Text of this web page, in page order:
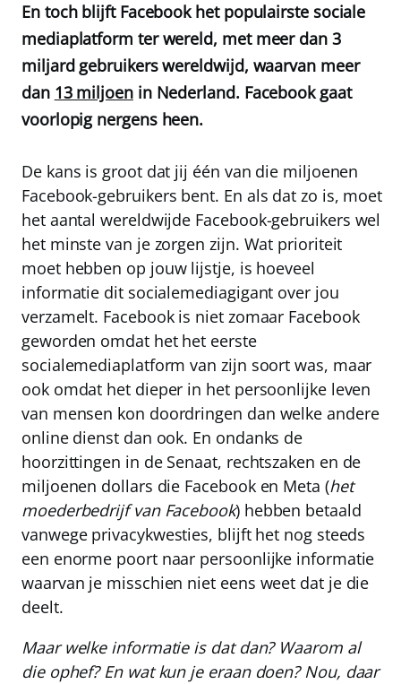
En toch blijft Facebook het populairste sociale
mediaplatform ter wereld, met meer dan 3
miljard gebruikers wereldwijd, waarvan meer
dan 13 miljoenin Nederland. Facebook gaat
voorlopig nergens heen.
De kans is groot dat jij één van die miljoenen
Facebook-gebruikers bent. En als dat zo is, moet
het aantal wereldwijde Facebook-gebruikers wel
het minste van je zorgen zijn. Wat prioriteit
moet hebben op jouw lijstje, is hoeveel
informatie dit socialemediagigant over jou
verzamelt. Facebook is niet zomaar Facebook
geworden omdat het het eerste
socialemediaplatform van zijn soort was, maar
ook omdat het dieper in het persoonlijke leven
van mensen kon doordringen dan welke andere
online dienst dan ook. En ondanks de
hoorzittingen in de Senaat, rechtszaken en de
miljoenen dollars die Facebooken Meta (het
moederbedrijf van Facebook) hebben betaald
vanwege privacykwesties, blijft het nog steeds
een enorme poort naar persoonlijke informatie
waarvan je misschien niet eens weet dat je die
deelt.
Maar welke informatie is dat dan? Waarom al
die ophef? En wat kun je eraan doen? Nou, daar